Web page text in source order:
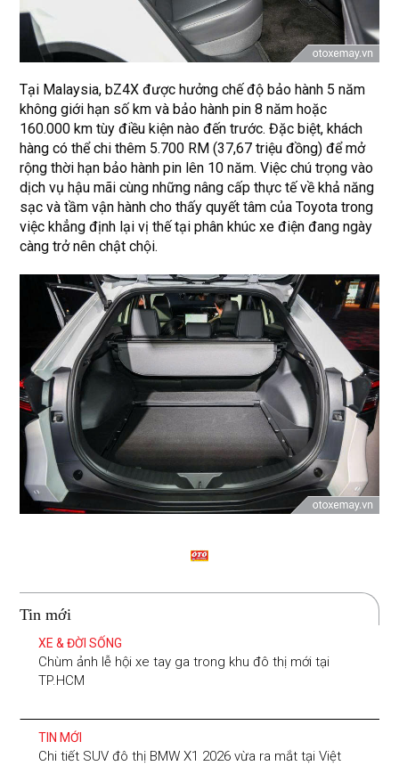
Tại Malaysia, bZ4X được hưởng chế độ bảo hành 5 năm
không giới hạn số km và bảo hành pin 8 năm hoặc
160.000 km tùy điều kiện nào đến trước. Đặc biệt, khách
hàng có thể chi thêm 5.700 RM (37,67 triệu đồng) để mở
rộng thời hạn bảo hành pin lên 10 năm. Việc chú trọng vào
dịch vụ hậu mãi cùng những nâng cấp thực tế về khả năng
sạc và tầm vận hành cho thấy quyết tâm của Toyota trong
việc khẳng định lại vị thế tại phân khúc xe điện đang ngày
càng trở nên chật chội.
Tin mới
XE & ĐỜI SỐNG
Chùm ảnh lễ hội xe tay ga trong khu đô thị mới tại
TP.HCM
TIN MỚI
Chi tiết SUV đô thị BMW X1 2026 vừa ra mắt tại Việt